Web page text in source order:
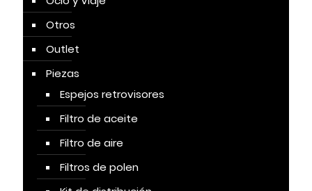
Otros
Outlet
Piezas
Espejos retrovisores
Filtro de aceite
Filtro de aire
Filtros de polen